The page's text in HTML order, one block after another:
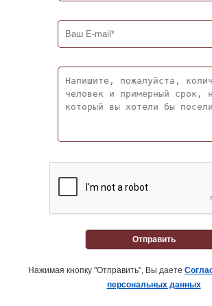
Отправить
Нажимая кнопку "Отправить", Вы даете
персональных данных